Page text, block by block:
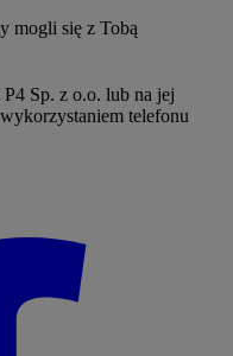
mogli się z Tobą
Sp. z o.o. lub na jej
telefonu